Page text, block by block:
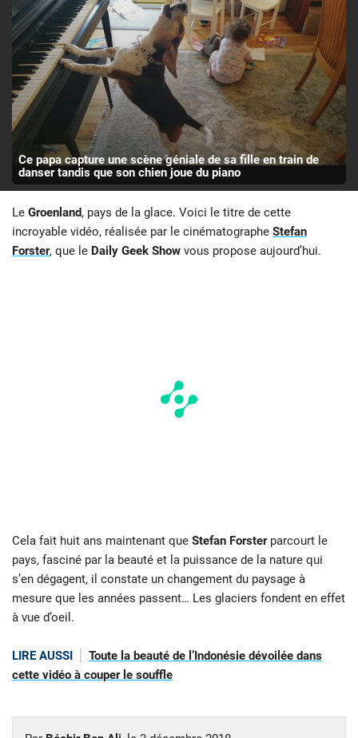
Ce papa capture une scène géniale de sa fille en train de
danser tandis que son chien joue du piano
Le Groenland, pays de la glace. Voici le titre de cette
incroyable vidéo, réalisée par le cinématographe Stefan
Forster, que le Daily Geek Show vous propose aujourd’hui.
Cela fait huit ans maintenant que Stefan Forsterparcourt le
pays, fasciné par la beauté et la puissance de la nature qui
s’en dégagent, il constate un changement du paysage à
mesure que les années passent… Les glaciers fondent en effet
à vue d’oeil.
LIRE AUSSI
Toute la beauté de l’Indonésie dévoilée dans
cette vidéo à couper le souffle